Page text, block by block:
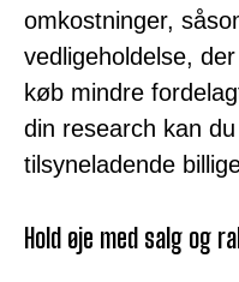
omkostninger,
vedligeholdelse,
køb mindre
din research kan
tilsyneladende
Hold øje med salg og